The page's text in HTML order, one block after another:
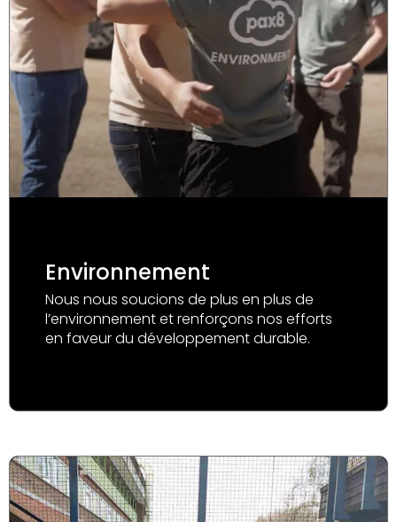
Environnement
Nous nous soucions de plus en plus de
l’environnement et renforçons nos efforts
en faveur du développement durable.